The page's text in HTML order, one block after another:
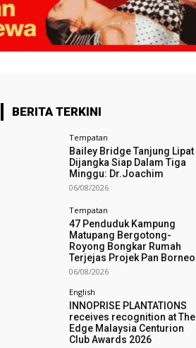
BERITA TERKINI
Tempatan
Bailey Bridge Tanjung Lipat
Dijangka Siap Dalam Tiga
Minggu: Dr.Joachim
06/08/2026
Tempatan
47 Penduduk Kampung
Matupang Bergotong-
Royong Bongkar Rumah
Terjejas Projek Pan Borneo
06/08/2026
English
INNOPRISE PLANTATIONS
receives recognition at The
Edge Malaysia Centurion
Club Awards 2026